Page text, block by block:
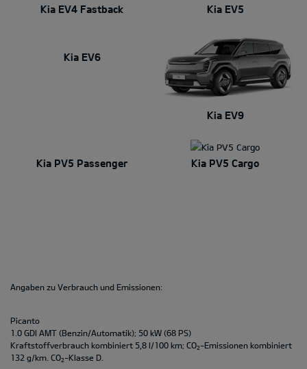
Kia EV4 Fastback Kia EV5
Kia EV6
Kia EV9
Kia PV5 Passenger Kia PV5 Cargo
Angaben zu Verbrauch und Emissionen:
Picanto
1.0 GDI AMT (Benzin/Automatik); 50 kW (68 PS)
Kraftstoffverbrauch kombiniert 5,8 l/100 km; CO2 -Emissionen kombiniert
132 g/km. CO2 -Klasse D.